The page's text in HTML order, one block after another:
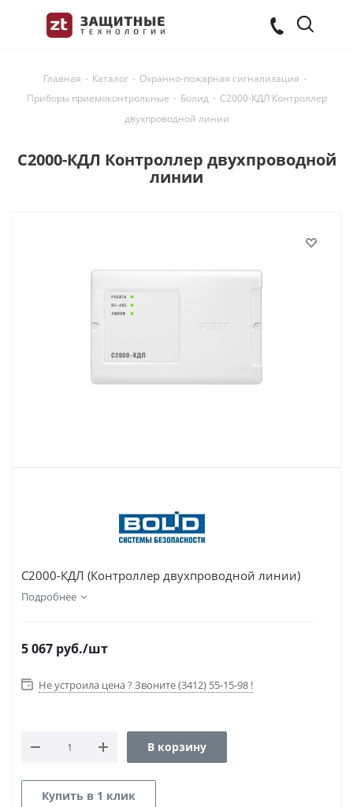
Главная - Каталог - Охранно-пожарная сигнализация -
Приборы приемоконтрольные - Болид - С2000-КДЛ Контроллер
двухпроводной линии
С2000-КДЛ Контроллер двухпроводной
линии
С2000-КДЛ (Контроллер двухпроводной линии)
Подробнее
5 067 руб./шт
Не устроила цена ? Звоните (3412) 55-15-98 !
В корзину
Купить в 1 клик